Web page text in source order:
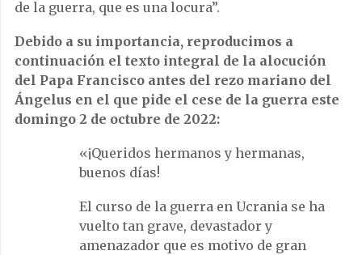
de la guerra, que es una locura”.
Debido a su importancia, reproducimos a
continuación el texto integral de la alocución
del Papa Francisco antes del rezo mariano del
Ángelus en el que pide el cese de la guerra este
domingo 2 de octubre de 2022:
«¡Queridos hermanos y hermanas,
buenos días!
El curso de la guerra en Ucrania se ha
vuelto tan grave, devastador y
amenazador que es motivo de gran